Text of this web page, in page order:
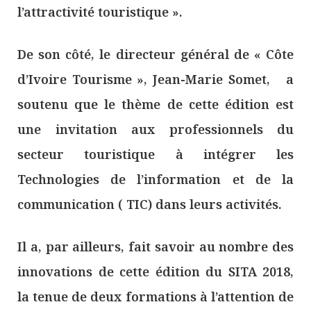
l’attractivité touristique ».
De son côté, le directeur général de « Côte
d’Ivoire Tourisme », Jean-Marie Somet, a
soutenu que le thème de cette édition est
une invitation aux professionnels du
secteur touristique à intégrer les
Technologies de l’information et de la
communication ( TIC) dans leurs activités.
Il a, par ailleurs, fait savoir au nombre des
innovations de cette édition du SITA 2018,
la tenue de deux formations à l’attention de